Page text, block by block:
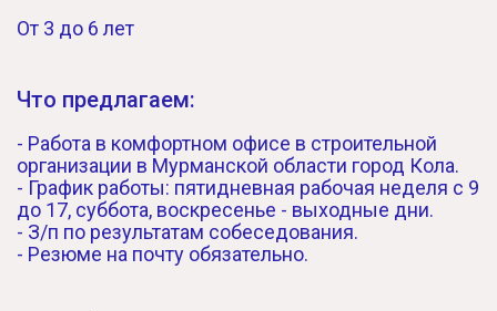
От 3 до 6 лет
Что предлагаем:
- Работа в комфортном офисе в строительной
организации в Мурманской области город Кола.
- График работы: пятидневная рабочая неделя с 9
до 17, суббота, воскресенье - выходные дни.
- З/п по результатaм собeceдования.
- Резюме на почту обязательно.